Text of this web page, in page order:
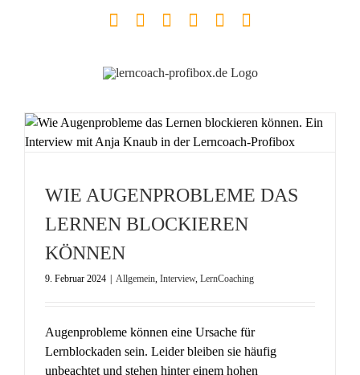
FacebookYouTubeInstagram
LinkedInTelefon
WIE AUGENPROBLEME DAS
LERNEN BLOCKIEREN
KÖNNEN
9. Februar 2024 Allgemein, Interview, LernCoaching
Augenprobleme können eine Ursache für
Lernblockaden sein. Leider bleiben sie häufig
unbeachtet und stehen hinter einem hohen